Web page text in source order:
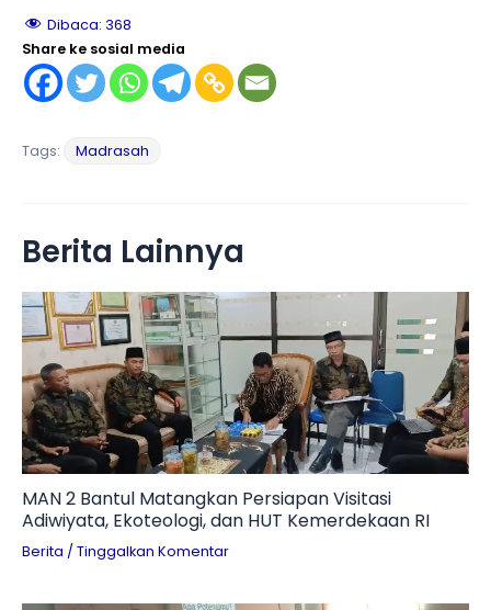
Dibaca: 368
Share ke sosial media
Tags: Madrasah
Berita Lainnya
MAN 2 Bantul Matangkan Persiapan Visitasi
Adiwiyata, Ekoteologi, dan HUT Kemerdekaan RI
Berita / Tinggalkan Komentar